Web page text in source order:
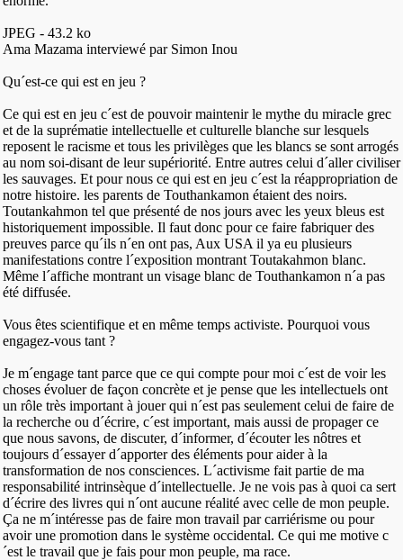
JPEG - 43.2 ko
Ama Mazama interviewé par Simon Inou
Qu´est-ce qui est en jeu ?
Ce qui est en jeu c´est de pouvoir maintenir le mythe du miracle grec
et de la suprématie intellectuelle et culturelle blanche sur lesquels
reposent le racisme et tous les privilèges que les blancs se sont arrogés
au nom soi-disant de leur supériorité. Entre autres celui d´aller civiliser
les sauvages. Et pour nous ce qui est en jeu c´est la réappropriation de
notre histoire. les parents de Touthankamon étaient des noirs.
Toutankahmon tel que présenté de nos jours avec les yeux bleus est
historiquement impossible. Il faut donc pour ce faire fabriquer des
preuves parce qu´ils n´en ont pas, Aux USA il ya eu plusieurs
manifestations contre l´exposition montrant Toutakahmon blanc.
Même l´affiche montrant un visage blanc de Touthankamon n´a pas
été diffusée.
Vous êtes scientifique et en même temps activiste. Pourquoi vous
engagez-vous tant ?
Je m´engage tant parce que ce qui compte pour moi c´est de voir les
choses évoluer de façon concrète et je pense que les intellectuels ont
un rôle très important à jouer qui n´est pas seulement celui de faire de
la recherche ou d´écrire, c´est important, mais aussi de propager ce
que nous savons, de discuter, d´informer, d´écouter les nôtres et
toujours d´essayer d´apporter des éléments pour aider à la
transformation de nos consciences. L´activisme fait partie de ma
responsabilité intrinsèque d´intellectuelle. Je ne vois pas à quoi ca sert
d´écrire des livres qui n´ont aucune réalité avec celle de mon peuple.
Ça ne m´intéresse pas de faire mon travail par carriérisme ou pour
avoir une promotion dans le système occidental. Ce qui me motive c
´est le travail que je fais pour mon peuple, ma race.